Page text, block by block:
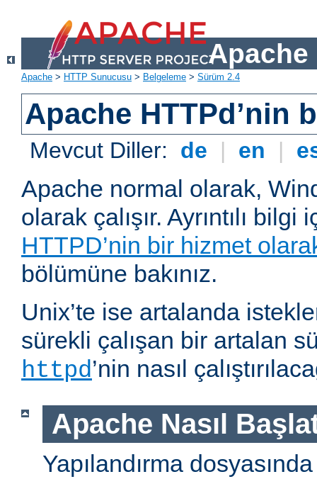
Apache
Apache > HTTP Sunucusu > Belgeleme > Sürüm 2.4
Apache HTTPd’nin
Mevcut Diller: de | en |
Apache normal olarak,
olarak çalışır. Ayrıntılı bilgi
HTTPD’nin bir hizmet olarak
bölümüne bakınız.
Unix’te ise artalanda
sürekli çalışan bir artalan
httpd’nin nasıl
Apache Nasıl
Yapılandırma